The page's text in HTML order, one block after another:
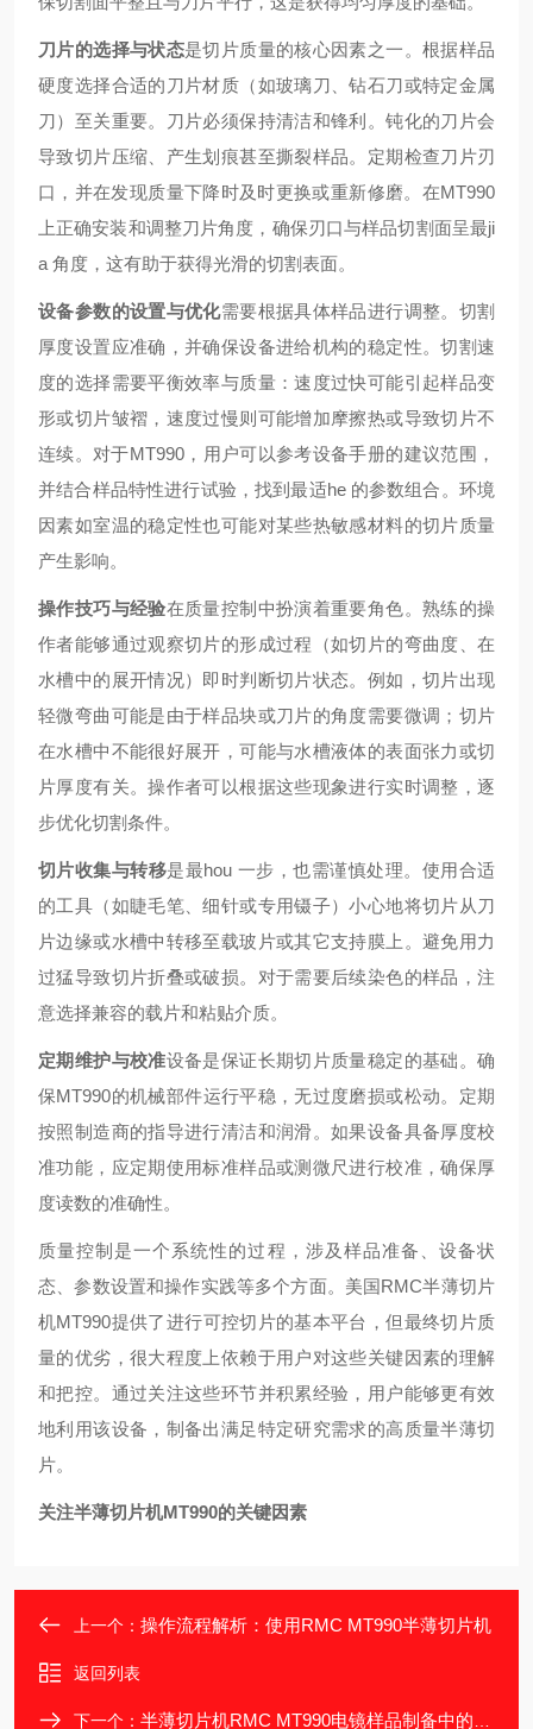
刀片的选择与状态是切片质量的核心因素之一。根据样品
硬度选择合适的刀片材质（如玻璃刀、钻石刀或特定金属
刀）至关重要。刀片必须保持清洁和锋利。钝化的刀片会
导致切片压缩、产生划痕甚至撕裂样品。定期检查刀片刃
口，并在发现质量下降时及时更换或重新修磨。在MT990
上正确安装和调整刀片角度，确保刃口与样品切割面呈最ji
a 角度，这有助于获得光滑的切割表面。
设备参数的设置与优化需要根据具体样品进行调整。切割
厚度设置应准确，并确保设备进给机构的稳定性。切割速
度的选择需要平衡效率与质量：速度过快可能引起样品变
形或切片皱褶，速度过慢则可能增加摩擦热或导致切片不
连续。对于MT990，用户可以参考设备手册的建议范围，
并结合样品特性进行试验，找到最适he 的参数组合。环境
因素如室温的稳定性也可能对某些热敏感材料的切片质量
产生影响。
操作技巧与经验在质量控制中扮演着重要角色。熟练的操
作者能够通过观察切片的形成过程（如切片的弯曲度、在
水槽中的展开情况）即时判断切片状态。例如，切片出现
轻微弯曲可能是由于样品块或刀片的角度需要微调；切片
在水槽中不能很好展开，可能与水槽液体的表面张力或切
片厚度有关。操作者可以根据这些现象进行实时调整，逐
步优化切割条件。
切片收集与转移是最hou 一步，也需谨慎处理。使用合适
的工具（如睫毛笔、细针或专用镊子）小心地将切片从刀
片边缘或水槽中转移至载玻片或其它支持膜上。避免用力
过猛导致切片折叠或破损。对于需要后续染色的样品，注
意选择兼容的载片和粘贴介质。
定期维护与校准设备是保证长期切片质量稳定的基础。确
保MT990的机械部件运行平稳，无过度磨损或松动。定期
按照制造商的指导进行清洁和润滑。如果设备具备厚度校
准功能，应定期使用标准样品或测微尺进行校准，确保厚
度读数的准确性。
质量控制是一个系统性的过程，涉及样品准备、设备状
态、参数设置和操作实践等多个方面。美国RMC半薄切片
机MT990提供了进行可控切片的基本平台，但最终切片质
量的优劣，很大程度上依赖于用户对这些关键因素的理解
和把控。通过关注这些环节并积累经验，用户能够更有效
地利用该设备，制备出满足特定研究需求的高质量半薄切
片。
关注半薄切片机MT990的关键因素
上一个： 操作流程解析：使用RMC MT990半薄切片机
返回列表
下一个： 半薄切片机RMC MT990电镜样品制备中的角色